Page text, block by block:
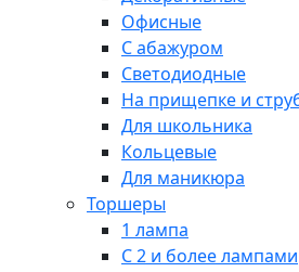
Офисные
С абажуром
Светодиодные
На прищепке и
Для школьника
Кольцевые
Для маникюра
Торшеры
1 лампа
С 2 и более лампами